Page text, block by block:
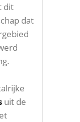
dit
dat
uit de